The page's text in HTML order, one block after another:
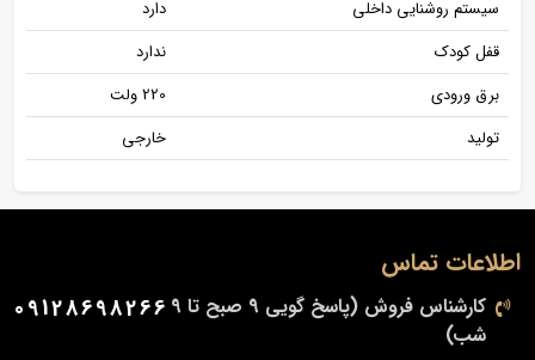
سیستم روشنایی داخلی
دارد
قفل کودک
ندارد
برق ورودی
220 ولت
تولید
خارجی
اطلاعات تماس
کارشناس فروش (پاسخ گویی 9 صبح تا 9
شب)
09128698266